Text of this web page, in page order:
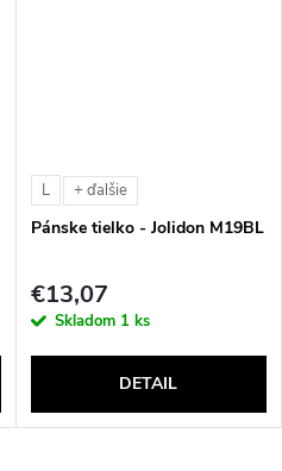
L + ďalšie
Pánske tielko - Jolidon M19BL
€13,07
Skladom 1 ks
DETAIL